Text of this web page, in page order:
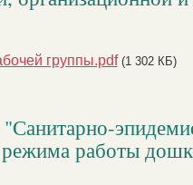
группы.pdf (1 302 КБ)
работы